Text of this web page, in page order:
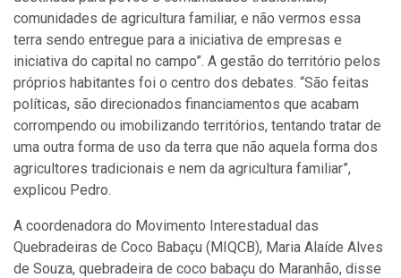
comunidades de agricultura familiar, e não vermos essa
terra sendo entregue para a iniciativa de empresas e
iniciativa do capital no campo”. A gestão do território pelos
próprios habitantes foi o centro dos debates. “São feitas
políticas, são direcionados financiamentos que acabam
corrompendo ou imobilizando territórios, tentando tratar de
uma outra forma de uso da terra que não aquela forma dos
agricultores tradicionais e nem da agricultura familiar”,
explicou Pedro.
A coordenadora do Movimento Interestadual das
Quebradeiras de Coco Babaçu (MIQCB), Maria Alaíde Alves
de Souza, quebradeira de coco babaçu do Maranhão, disse